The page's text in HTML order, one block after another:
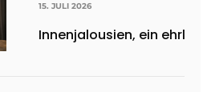
15. JULI 2026
Innenjalousien, ein